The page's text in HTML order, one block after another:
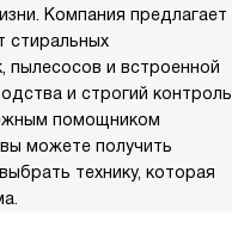
Компания предлагает
стиральных
и встроенной
и строгий контроль
помощником
можете получить
технику, которая